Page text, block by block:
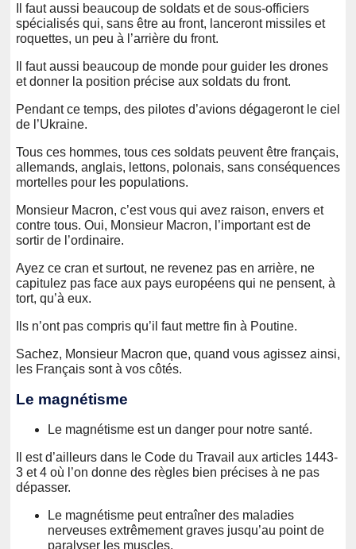
Il faut aussi beaucoup de soldats et de sous-officiers
spécialisés qui, sans être au front, lanceront missiles et
roquettes, un peu à l’arrière du front.
Il faut aussi beaucoup de monde pour guider les drones
et donner la position précise aux soldats du front.
Pendant ce temps, des pilotes d’avions dégageront le ciel
de l’Ukraine.
Tous ces hommes, tous ces soldats peuvent être français,
allemands, anglais, lettons, polonais, sans conséquences
mortelles pour les populations.
Monsieur Macron, c’est vous qui avez raison, envers et
contre tous. Oui, Monsieur Macron, l’important est de
sortir de l’ordinaire.
Ayez ce cran et surtout, ne revenez pas en arrière, ne
capitulez pas face aux pays européens qui ne pensent, à
tort, qu’à eux.
Ils n’ont pas compris qu’il faut mettre fin à Poutine.
Sachez, Monsieur Macron que, quand vous agissez ainsi,
les Français sont à vos côtés.
Le magnétisme
Le magnétisme est un danger pour notre santé.
Il est d’ailleurs dans le Code du Travail aux articles 1443-
3 et 4 où l’on donne des règles bien précises à ne pas
dépasser.
Le magnétisme peut entraîner des maladies
nerveuses extrêmement graves jusqu’au point de
paralyser les muscles.